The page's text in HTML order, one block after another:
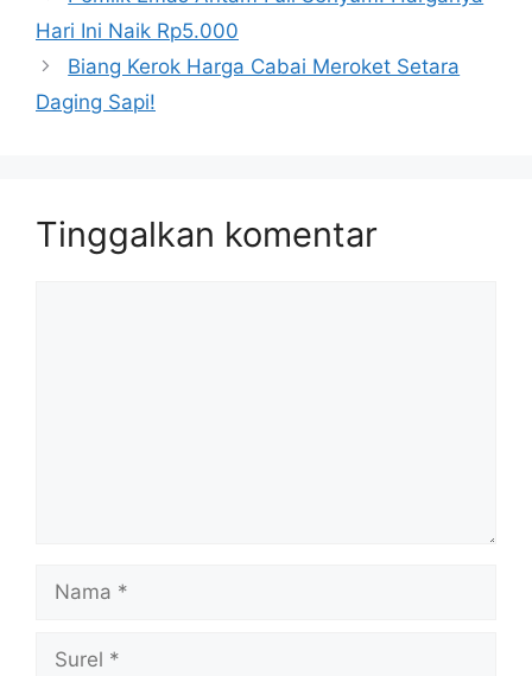
Hari Ini Naik Rp5.000
Biang Kerok Harga Cabai Meroket Setara
Daging Sapi!
Tinggalkan komentar